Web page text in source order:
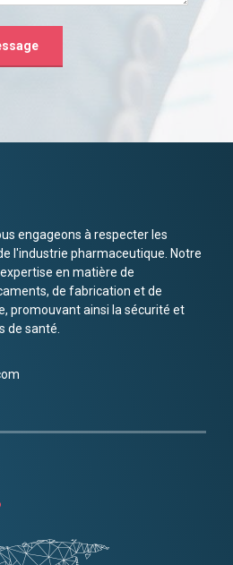
engageons à respecter les
l'industrie pharmaceutique. Notre
en matière de
de fabrication et de
promouvant ainsi la sécurité et
de santé.